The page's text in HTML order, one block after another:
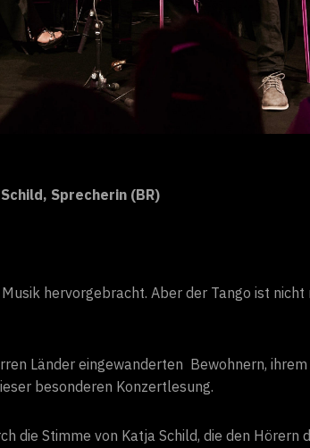
Sprecherin (BR)
hervorgebracht. Aber der Tango ist nicht
Länder eingewanderten Bewohnern,
besonderen Konzertlesung.
die Stimme von Katja Schild, die den Hörern